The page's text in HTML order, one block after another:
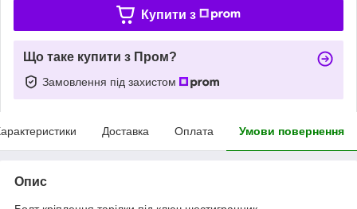
Купити з
Що таке купити з Пром?
Замовлення під захистом
Доставка Оплата Умови повернення
Опис